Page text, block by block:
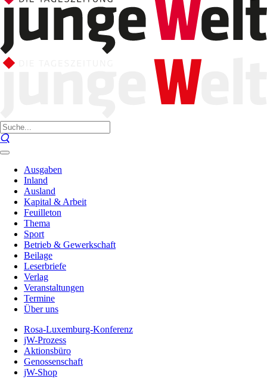
Ausgaben
Inland
Ausland
Kapital & Arbeit
Feuilleton
Thema
Sport
Betrieb & Gewerkschaft
Beilage
Leserbriefe
Verlag
Veranstaltungen
Termine
Über uns
Rosa-Luxemburg-Konferenz
jW-Prozess
Aktionsbüro
Genossenschaft
jW-Shop